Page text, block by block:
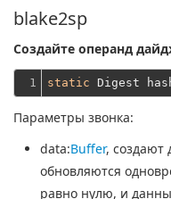
blake2sp
Создайте операнд
1 static
Параметры звонка:
data:Buffer, создают
обновляются
равно нулю, и